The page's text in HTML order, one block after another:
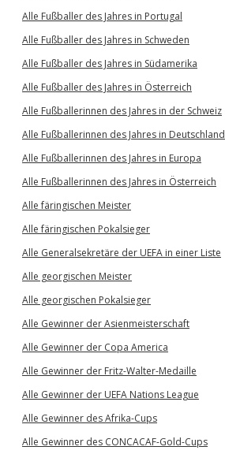
Alle Fußballer des Jahres in Portugal
Alle Fußballer des Jahres in Schweden
Alle Fußballer des Jahres in Südamerika
Alle Fußballer des Jahres in Österreich
Alle Fußballerinnen des Jahres in der Schweiz
Alle Fußballerinnen des Jahres in Deutschland
Alle Fußballerinnen des Jahres in Europa
Alle Fußballerinnen des Jahres in Österreich
Alle färingischen Meister
Alle färingischen Pokalsieger
Alle Generalsekretäre der UEFA in einer Liste
Alle georgischen Meister
Alle georgischen Pokalsieger
Alle Gewinner der Asienmeisterschaft
Alle Gewinner der Copa America
Alle Gewinner der Fritz-Walter-Medaille
Alle Gewinner der UEFA Nations League
Alle Gewinner des Afrika-Cups
Alle Gewinner des CONCACAF-Gold-Cups